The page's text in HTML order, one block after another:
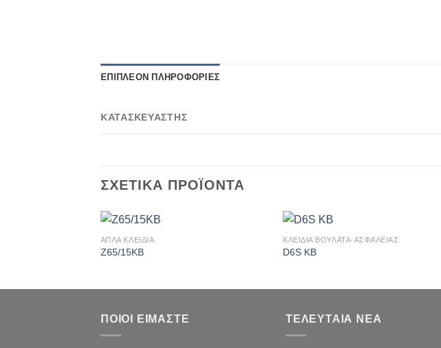
ΕΠΙΠΛΈΟΝ ΠΛΗΡΟΦΟΡΊΕΣ
ΚΑΤΑΣΚΕΥΑΣΤΗΣ
ΣΧΕΤΙΚΆ ΠΡΟΪΌΝΤΑ
ΑΠΛΑ ΚΛΕΙΔΙΑ
Z65/15KB
ΚΛΕΙΔΙΑ ΒΟΥΛΑΤΑ-ΑΣΦΑΛΕΙΑΣ
D6S KB
ΠΟΙΟΙ ΕΙΜΑΣΤΕ ΤΕΛΕΥΤΑΙΑ ΝΕΑ